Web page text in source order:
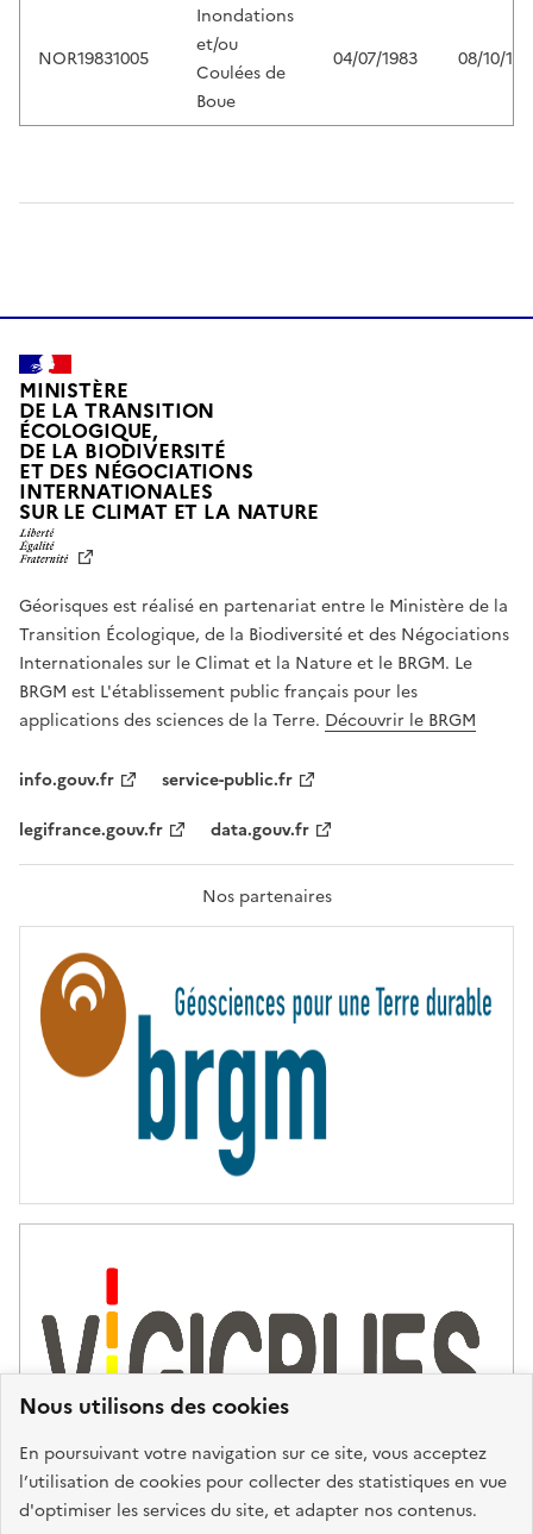
Nous utilisons des cookies
En poursuivant votre navigation sur ce site, vous acceptez
l’utilisation de cookies pour collecter des statistiques en vue
d'optimiser les services du site, et adapter nos contenus.
NOR19831005
Inondations
et/ou
Coulées de
Boue
04/07/1983 08/10/
MINISTÈRE
DE LA TRANSITION
ÉCOLOGIQUE,
DE LA BIODIVERSITÉ
ET DES NÉGOCIATIONS
INTERNATIONALES
SUR LE CLIMAT ET LA NATUREL
T
É
,
É
G
A
L
F
A
T
R
T
É
Géorisques est réalisé en partenariat entre le Ministère de la
Transition Écologique, de la Biodiversité et des Négociations
Internationales sur le Climat et la Nature et le BRGM. Le
BRGM est L'établissement public français pour les
applications des sciences de la Terre. Découvrir le BRGM
info.gouv.fr
service-public.fr
legifrance.gouv.fr
data.gouv.fr
Nos partenaires